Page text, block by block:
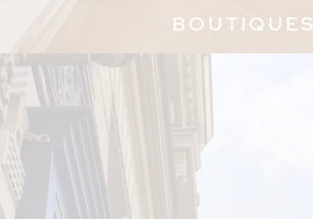
BOUTIQUES